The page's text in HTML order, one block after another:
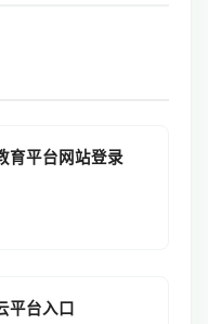
育平台网站登录
平台入口